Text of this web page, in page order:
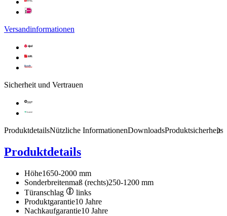
Versandinformationen
Sicherheit und Vertrauen
Produktdetails
Produktdetails
Höhe1650-2000 mm
Sonderbreitenmaß (rechts)250-1200 mm
Türanschlag
links
Produktgarantie10 Jahre
Nachkaufgarantie10 Jahre
Nützliche InformationenDownloads